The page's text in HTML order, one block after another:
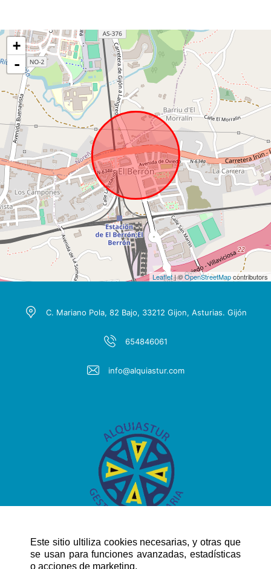
Este sitio ultiliza cookies necesarias, y otras que
se usan para funciones avanzadas, estadísticas
o acciones de marketing.
+
-
Leaflet| ©OpenStreetMapcontributors
C. Mariano Pola, 82 Bajo, 33212 Gijon, Asturias. Gijón
654846061
info@alquiastur.com